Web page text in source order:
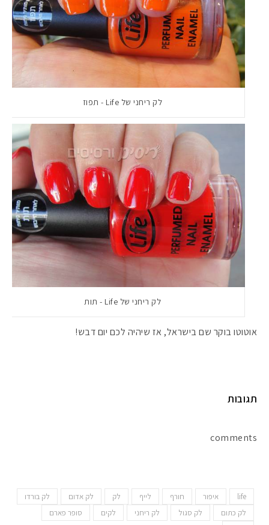
לק ריחני של Life - תפוז
לק ריחני של Life - תות
אוטוטו בוקר שם בישראל, אז שיהיה לכם יום דבש!
תגובות
comments
life איפור חורף לייף לק לק אדום
לק בורדו
לק כתום
לק סגול לק ריחני לקים
סופר פארם